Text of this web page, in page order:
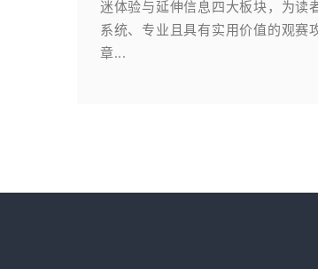
迷体验与延伸信息四大板块，为读
系统、专业且具有实用价值的观赛
章...